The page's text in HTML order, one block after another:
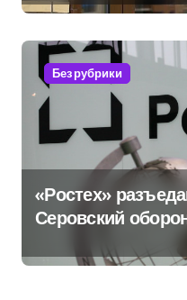
руки» после
складам
Без рубрики
«Ростех»
Серовский